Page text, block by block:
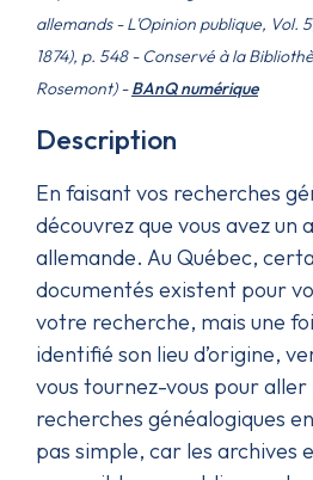
allemands - L'Opinion publique, Vol.
1874), p. 548 - Conservé à la
Rosemont) - BAnQ numérique
Description
En faisant vos recherches
découvrez que vous avez un
allemande. Au Québec,
documentés existent pour
votre recherche, mais une
identifié son lieu d’origine,
vous tournez-vous pour aller
recherches généalogiques
pas simple, car les archives